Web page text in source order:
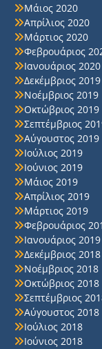
Μάιος 2020
Απρίλιος 2020
Μάρτιος 2020
Φεβρουάριος
Ιανουάριος 2020
Δεκέμβριος 2019
Νοέμβριος 2019
Οκτώβριος 2019
Σεπτέμβριος
Αύγουστος 2019
Ιούλιος 2019
Ιούνιος 2019
Μάιος 2019
Απρίλιος 2019
Μάρτιος 2019
Φεβρουάριος
Ιανουάριος 2019
Δεκέμβριος 2018
Νοέμβριος 2018
Οκτώβριος 2018
Σεπτέμβριος
Αύγουστος 2018
Ιούλιος 2018
Ιούνιος 2018